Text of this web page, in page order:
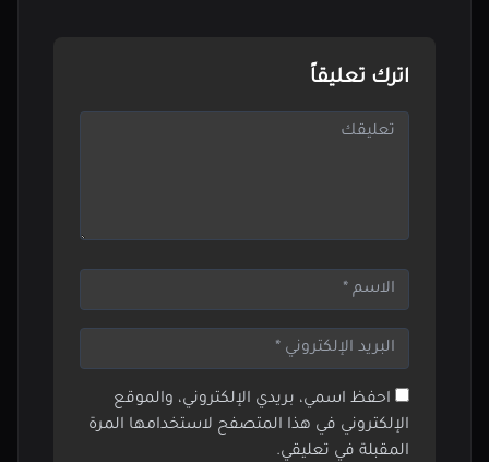
اترك تعليقاً
احفظ اسمي، بريدي الإلكتروني، والموقع
الإلكتروني في هذا المتصفح لاستخدامها المرة
المقبلة في تعليقي.